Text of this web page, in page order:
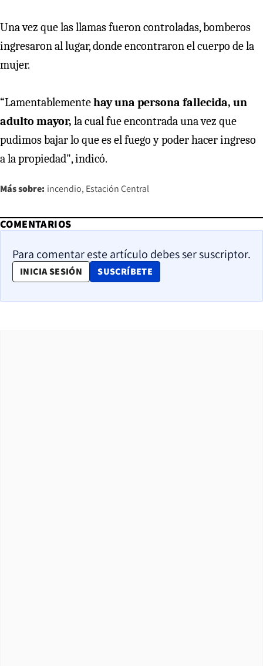
Una vez que las llamas fueron controladas, bomberos
ingresaron al lugar, donde encontraron el cuerpo de la
mujer.
“Lamentablementehay una persona fallecida, un
adulto mayor, la cual fue encontrada una vez que
pudimos bajar lo que es el fuego y poder hacer ingreso
a la propiedad", indicó.
Más sobre: incendio Estación Central
COMENTARIOS
Para comentar este artículo debes ser suscriptor.
INICIA SESIÓN SUSCRÍBETE
OPENS IN NEW WINDOW